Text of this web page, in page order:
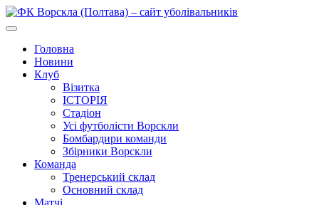
Головна
Новини
Клуб
Візитка
ІСТОРІЯ
Стадіон
Усі футболісти Ворскли
Бомбардири команди
Збірники Ворскли
Команда
Тренерський склад
Основний склад
Матчі